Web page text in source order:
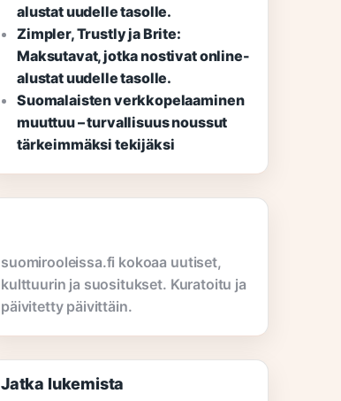
alustat uudelle tasolle.
Zimpler, Trustly ja Brite:
Maksutavat, jotka nostivat online-
alustat uudelle tasolle.
Suomalaisten verkkopelaaminen
muuttuu – turvallisuus noussut
tärkeimmäksi tekijäksi
suomirooleissa.fi kokoaa uutiset,
kulttuurin ja suositukset. Kuratoitu ja
päivitetty päivittäin.
Jatka lukemista